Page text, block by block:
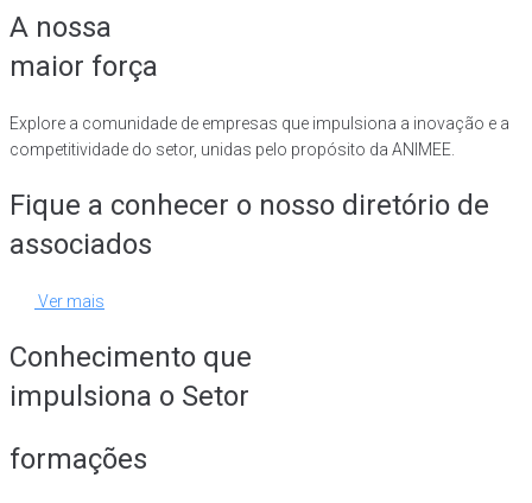
A nossa
maior força
Explore a comunidade de empresas que impulsiona a inovação e a
competitividade do setor, unidas pelo propósito da ANIMEE.
Fique a conhecer o nosso diretório de
associados
Ver mais
Conhecimento que
impulsiona o Setor
formações